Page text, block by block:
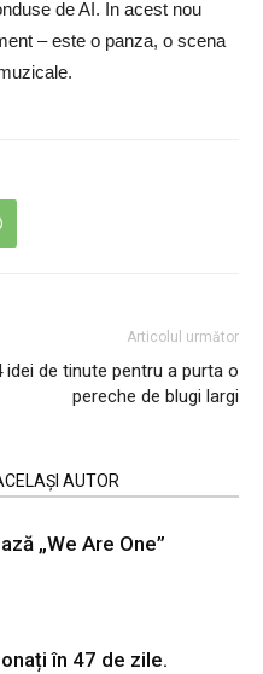
de AI. In acest nou
– ​​este o panza, o scena
Articolul următor
idei de tinute pentru a purta o
pereche de blugi largi
AUTOR
„We Are One”
în 47 de zile.